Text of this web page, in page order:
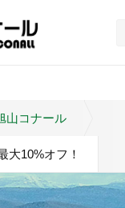
山コナール
大10%オフ！